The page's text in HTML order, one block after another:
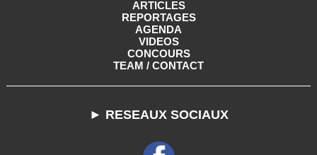
ARTICLES
REPORTAGES
AGENDA
VIDEOS
CONCOURS
TEAM / CONTACT
► RESEAUX SOCIAUX